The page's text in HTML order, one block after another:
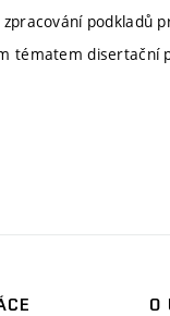
podkladů
tématem disertační
O